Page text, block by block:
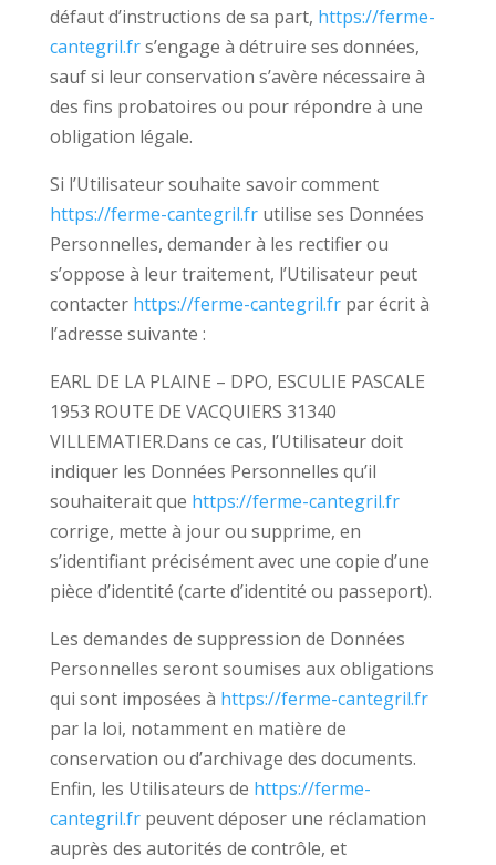
défaut d’instructions de sa part, https://ferme-
cantegril.frs’engage à détruire ses données,
sauf si leur conservation s’avère nécessaire à
des fins probatoires ou pour répondre à une
obligation légale.
Si l’Utilisateur souhaite savoir comment
https://ferme-cantegril.frutilise ses Données
Personnelles, demander à les rectifier ou
s’oppose à leur traitement, l’Utilisateur peut
contacter https://ferme-cantegril.frpar écrit à
l’adresse suivante :
EARL DE LA PLAINE – DPO, ESCULIE PASCALE
1953 ROUTE DE VACQUIERS 31340
VILLEMATIER.Dans ce cas, l’Utilisateur doit
indiquer les Données Personnelles qu’il
souhaiterait que https://ferme-cantegril.fr
corrige, mette à jour ou supprime, en
s’identifiant précisément avec une copie d’une
pièce d’identité (carte d’identité ou passeport).
Les demandes de suppression de Données
Personnelles seront soumises aux obligations
qui sont imposées à https://ferme-cantegril.fr
par la loi, notamment en matière de
conservation ou d’archivage des documents.
Enfin, les Utilisateurs de https://ferme-
cantegril.frpeuvent déposer une réclamation
auprès des autorités de contrôle, et